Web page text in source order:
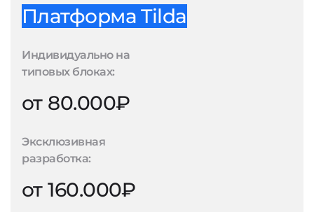
Платформа Tilda
Индивидуально на
типовых блоках:
от 80.000₽
Эксклюзивная
разработка:
от 160.000₽